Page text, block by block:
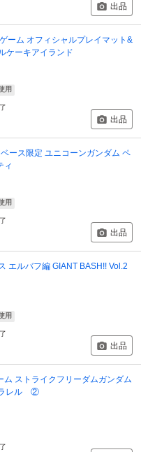
出品
ーム オフィシャルプレイマット&
ケーキアイランド
用
出品
ース限定 ユニコーンガンダム ペ
ィ
用
出品
エルバフ編 GIANT BASH!! Vol.2
用
出品
ム ストライクフリーダムガンダム
ラレル ②